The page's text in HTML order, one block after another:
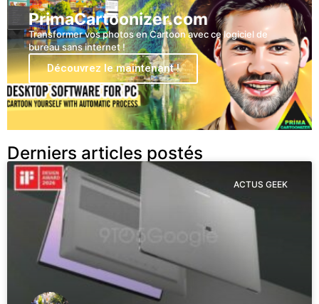
PrimaCartoonizer.com
Transformer vos photos en Cartoon avec ce logiciel de
bureau sans internet !
Découvrez le maintenant !
Derniers articles postés
ACTUS GEEK